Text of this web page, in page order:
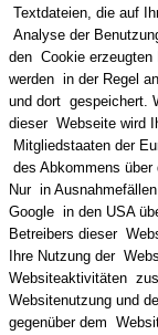
Textdateien, die auf
Analyse der
den Cookie erzeugten
werden in der Regel
und dort gespeichert.
dieser Webseite wird
Mitgliedstaaten der
des Abkommens
Nur in
Google in den USA
Betreibers dieser
Ihre Nutzung der
Websiteaktivitäten
Websitenutzung und
gegenüber dem